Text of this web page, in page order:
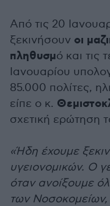
Από τις 20
ξεκινήσουν οι
πληθυσμό και τις
Ιανουαρίου
85.000 πολίτες,
είπε ο κ.
σχετική ερώτηση
«Ήδη έχουμε
υγειονομικών. Ο
όταν ανοίξουμε
των Νοσοκομείων,